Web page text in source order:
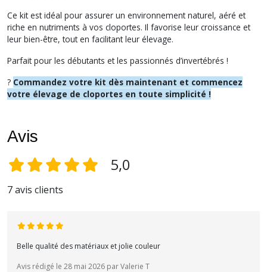
Ce kit est idéal pour assurer un environnement naturel, aéré et
riche en nutriments à vos cloportes. Il favorise leur croissance et
leur bien-être, tout en facilitant leur élevage.
Parfait pour les débutants et les passionnés d’invertébrés !
? Commandez votre kit dès maintenant et commencez
votre élevage de cloportes en toute simplicité !
Avis
5,0
7 avis clients
Belle qualité des matériaux et jolie couleur
Avis rédigé le 28 mai 2026 par Valerie T